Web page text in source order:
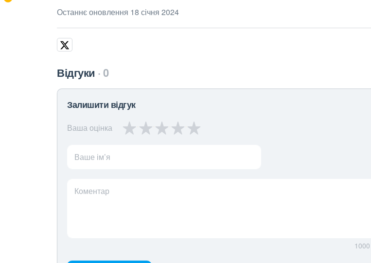
Останнє оновлення 18 січня 2024
Відгуки 0
Залишити відгук
Ваша оцінка
Ваше ім’я
Коментар
1000